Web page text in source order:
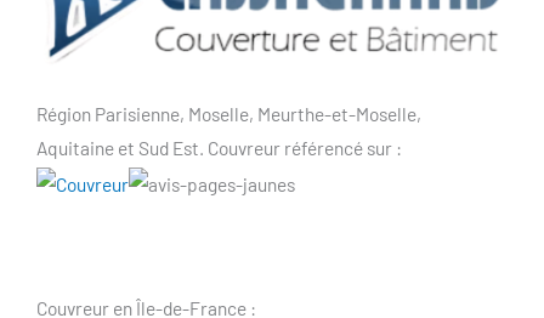
Région Parisienne, Moselle, Meurthe-et-Moselle,
Aquitaine et Sud Est. Couvreur référencé sur :
Couvreur en Île-de-France :